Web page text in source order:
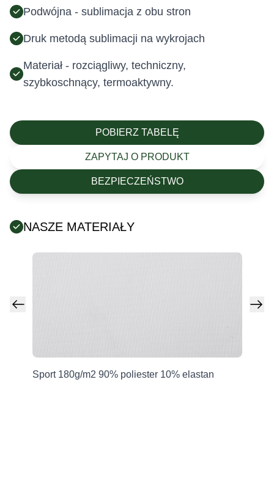
Podwójna - sublimacja z obu stron
Druk metodą sublimacji na wykrojach
Materiał - rozciągliwy, techniczny,
szybkoschnący, termoaktywny.
POBIERZ TABELĘ
ZAPYTAJ O PRODUKT
BEZPIECZEŃSTWO
szkodliwych substancji chemicznych).
Grupa Ventus Sp. z o.o.
ul. Chmieleniec 2A/LU2
NASZE MATERIAŁY
Sport 180g/m2 90% poliester 10% elastan